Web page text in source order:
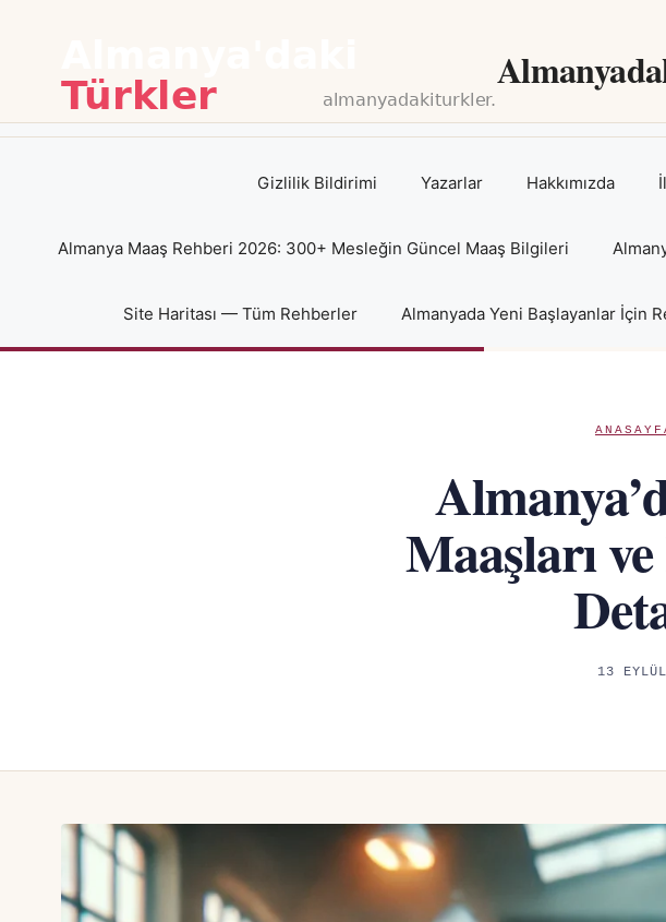
Gizlilik Bildirimi Yazarlar Hakkımızda
Almanya Maaş Rehberi 2026: 300+ Mesleğin Güncel Maaş Bilgileri
Site Haritası — Tüm Rehberler Almanyada Yeni Başlayanlar İçin
Maaşları
13